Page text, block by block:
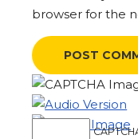
browser for the